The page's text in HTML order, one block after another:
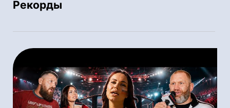
Рекорды